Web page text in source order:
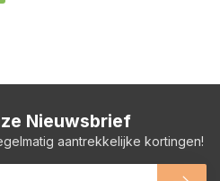
Nieuwsbrief
aantrekkelijke kortingen!